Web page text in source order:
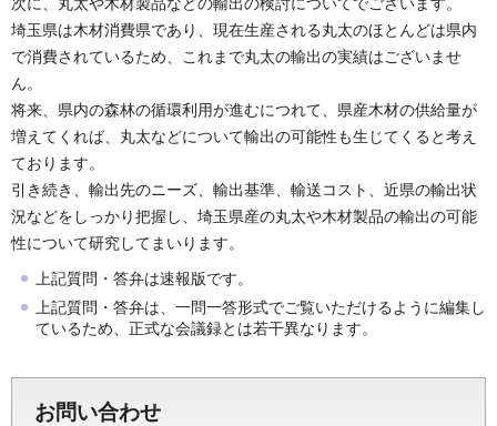
埼玉県は木材消費県であり、現在生産される丸太のほとんどは県内
で消費されているため、これまで丸太の輸出の実績はございませ
ん。
将来、県内の森林の循環利用が進むにつれて、県産木材の供給量が
増えてくれば、丸太などについて輸出の可能性も生じてくると考え
ております。
引き続き、輸出先のニーズ、輸出基準、輸送コスト、近県の輸出状
況などをしっかり把握し、埼玉県産の丸太や木材製品の輸出の可能
性について研究してまいります。
上記質問・答弁は速報版です。
上記質問・答弁は、一問一答形式でご覧いただけるように編集し
ているため、正式な会議録とは若干異なります。
お問い合わせ